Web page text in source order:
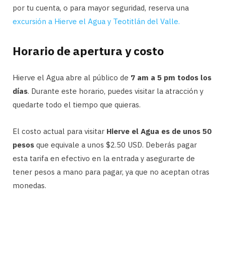
por tu cuenta, o para mayor seguridad, reserva una
excursión a Hierve el Agua y Teotitlán del Valle.
Horario de apertura y costo
Hierve el Agua abre al público de 7 am a 5 pm todos los
días. Durante este horario, puedes visitar la atracción y
quedarte todo el tiempo que quieras.
El costo actual para visitar Hierve el Agua es de unos 50
pesos que equivale a unos $2.50 USD. Deberás pagar
esta tarifa en efectivo en la entrada y asegurarte de
tener pesos a mano para pagar, ya que no aceptan otras
monedas.